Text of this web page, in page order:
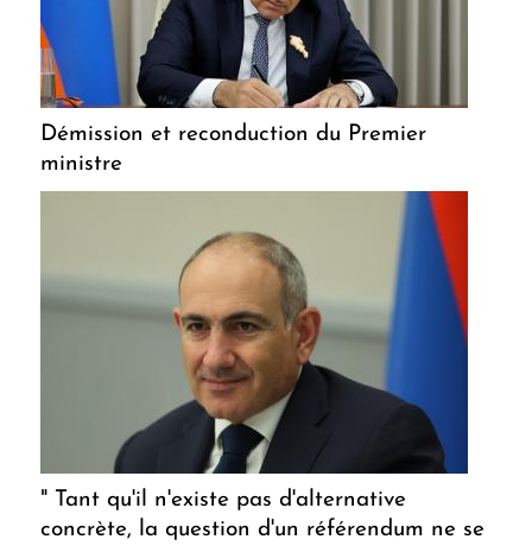
Démission et reconduction du Premier
ministre
" Tant qu'il n'existe pas d'alternative
concrète, la question d'un référendum ne se